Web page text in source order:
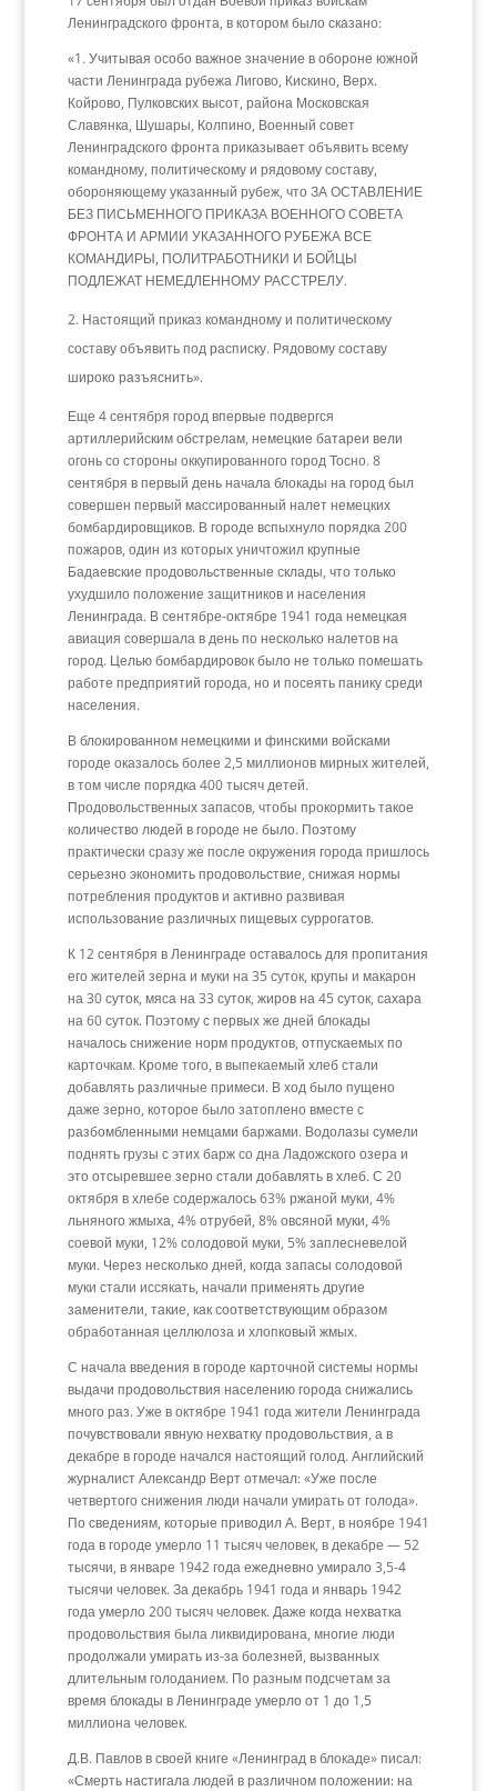
Ленинградского фронта, в котором было сказано:
«1. Учитывая особо важное значение в обороне южной
части Ленинграда рубежа Лигово, Кискино, Верх.
Койрово, Пулковских высот, района Московская
Славянка, Шушары, Колпино, Военный совет
Ленинградского фронта приказывает объявить всему
командному, политическому и рядовому составу,
обороняющему указанный рубеж, что ЗА ОСТАВЛЕНИЕ
БЕЗ ПИСЬМЕННОГО ПРИКАЗА ВОЕННОГО СОВЕТА
ФРОНТА И АРМИИ УКАЗАННОГО РУБЕЖА ВСЕ
КОМАНДИРЫ, ПОЛИТРАБОТНИКИ И БОЙЦЫ
ПОДЛЕЖАТ НЕМЕДЛЕННОМУ РАССТРЕЛУ.
Настоящий приказ командному и политическому
составу объявить под расписку. Рядовому составу
широко разъяснить».
Еще 4 сентября город впервые подвергся
артиллерийским обстрелам, немецкие батареи вели
огонь со стороны оккупированного город Тосно. 8
сентября в первый день начала блокады на город был
совершен первый массированный налет немецких
бомбардировщиков. В городе вспыхнуло порядка 200
пожаров, один из которых уничтожил крупные
Бадаевские продовольственные склады, что только
ухудшило положение защитников и населения
Ленинграда. В сентябре-октябре 1941 года немецкая
авиация совершала в день по несколько налетов на
город. Целью бомбардировок было не только помешать
работе предприятий города, но и посеять панику среди
населения.
В блокированном немецкими и финскими войсками
городе оказалось более 2,5 миллионов мирных жителей,
в том числе порядка 400 тысяч детей.
Продовольственных запасов, чтобы прокормить такое
количество людей в городе не было. Поэтому
практически сразу же после окружения города пришлось
серьезно экономить продовольствие, снижая нормы
потребления продуктов и активно развивая
использование различных пищевых суррогатов.
К 12 сентября в Ленинграде оставалось для пропитания
его жителей зерна и муки на 35 суток, крупы и макарон
на 30 суток, мяса на 33 суток, жиров на 45 суток, сахара
на 60 суток. Поэтому с первых же дней блокады
началось снижение норм продуктов, отпускаемых по
карточкам. Кроме того, в выпекаемый хлеб стали
добавлять различные примеси. В ход было пущено
даже зерно, которое было затоплено вместе с
разбомбленными немцами баржами. Водолазы сумели
поднять грузы с этих барж со дна Ладожского озера и
это отсыревшее зерно стали добавлять в хлеб. С 20
октября в хлебе содержалось 63% ржаной муки, 4%
льняного жмыха, 4% отрубей, 8% овсяной муки, 4%
соевой муки, 12% солодовой муки, 5% заплесневелой
муки. Через несколько дней, когда запасы солодовой
муки стали иссякать, начали применять другие
заменители, такие, как соответствующим образом
обработанная целлюлоза и хлопковый жмых.
С начала введения в городе карточной системы нормы
выдачи продовольствия населению города снижались
много раз. Уже в октябре 1941 года жители Ленинграда
почувствовали явную нехватку продовольствия, а в
декабре в городе начался настоящий голод. Английский
журналист Александр Верт отмечал: «Уже после
четвертого снижения люди начали умирать от голода».
По сведениям, которые приводил А. Верт, в ноябре 1941
года в городе умерло 11 тысяч человек, в декабре — 52
тысячи, в январе 1942 года ежедневно умирало 3,5-4
тысячи человек. За декабрь 1941 года и январь 1942
года умерло 200 тысяч человек. Даже когда нехватка
продовольствия была ликвидирована, многие люди
продолжали умирать из-за болезней, вызванных
длительным голоданием. По разным подсчетам за
время блокады в Ленинграде умерло от 1 до 1,5
миллиона человек.
Д.В. Павлов в своей книге «Ленинград в блокаде» писал:
«Смерть настигала людей в различном положении: на